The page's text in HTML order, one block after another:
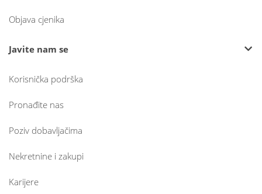
Objava cjenika
Javite nam se
Korisnička podrška
Pronađite nas
Poziv dobavljačima
Nekretnine i zakupi
Karijere